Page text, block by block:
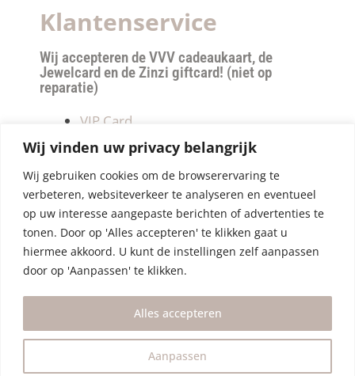
Wij vinden uw privacy belangrijk
Wij gebruiken cookies om de browserervaring te
verbeteren, websiteverkeer te analyseren en eventueel
op uw interesse aangepaste berichten of advertenties te
tonen. Door op 'Alles accepteren' te klikken gaat u
hiermee akkoord. U kunt de instellingen zelf aanpassen
door op 'Aanpassen' te klikken.
Aanpassen
Alles accepteren
Klantenservice
Wij accepteren de VVV cadeaukaart, de
Jewelcard en de Zinzi giftcard! (niet op
reparatie)
VIP Card
Retourneren
Betalen & verzendkosten
Privacy Policy
Algemene Voorwaarden